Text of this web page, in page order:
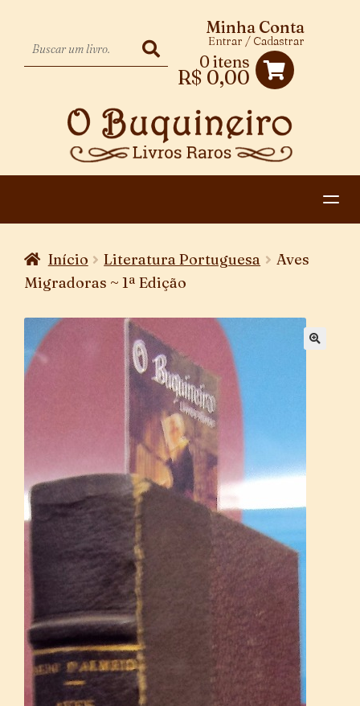
0 itens
R$ 0,00
Minha Conta
Entrar / Cadastrar
CATEGORIAS
CONTATO
Início Literatura Portuguesa
Aves
Migradoras ~ 1ª Edição